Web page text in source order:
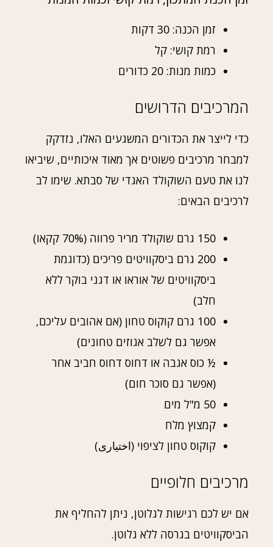
זמן הכנה: 30 דקות
רמת קושי: קל
כמות מנות: 20 כדורים
המרכיבים הדרושים
כדי לייצר את הכדורים המשגעים האלו, נזדקק
למבחר מרכיבים פשוטים אך מאוד איכותיים, שיביאו
לנו את טעם השוקולד האגדי של סבתא. שימו לב
לרכיבים הבאים:
150 גרם שוקולד מריר פרווה (70% קקאו)
200 גרם ביסקוויטים פריכים (כדוגמת
ביסקוויטים של אוראו או דגני בוקר ללא
חלב)
100 גרם קוקוס טחון (אם אהובים עליכם,
אפשר גם לשלב אגוזים טחונים)
½ כוס אגבה או דחוס דחוס חביב אחר
(אפשר גם סוכר חום)
50 מ"ל מים
קמצוץ מלח
קוקוס טחון לציפוי (اختیاری)
מרכיבים חלופיים
אם יש לכם רגישות לגלוטן, ניתן להחליף את
הביסקוויטים בגרסה ללא גלוטן.